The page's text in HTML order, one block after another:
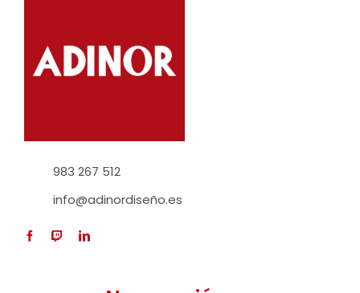
983 267 512
info@adinordiseño.es